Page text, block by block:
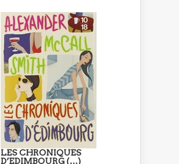
LES CHRONIQUES
D’EDIMBOURG (…)